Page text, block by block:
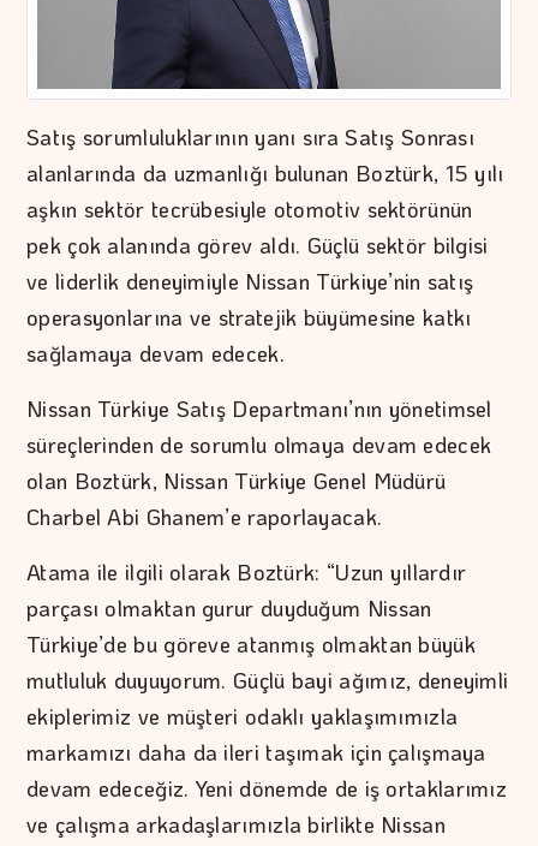
Satış sorumluluklarının yanı sıra Satış Sonrası
alanlarında da uzmanlığı bulunan Boztürk, 15 yılı
aşkın sektör tecrübesiyle otomotiv sektörünün
pek çok alanında görev aldı. Güçlü sektör bilgisi
ve liderlik deneyimiyle Nissan Türkiye’nin satış
operasyonlarına ve stratejik büyümesine katkı
sağlamaya devam edecek.
Nissan Türkiye Satış Departmanı’nın yönetimsel
süreçlerinden de sorumlu olmaya devam edecek
olan Boztürk, Nissan Türkiye Genel Müdürü
Charbel Abi Ghanem’e raporlayacak.
Atama ile ilgili olarak Boztürk: “Uzun yıllardır
parçası olmaktan gurur duyduğum Nissan
Türkiye’de bu göreve atanmış olmaktan büyük
mutluluk duyuyorum. Güçlü bayi ağımız, deneyimli
ekiplerimiz ve müşteri odaklı yaklaşımımızla
markamızı daha da ileri taşımak için çalışmaya
devam edeceğiz. Yeni dönemde de iş ortaklarımız
ve çalışma arkadaşlarımızla birlikte Nissan